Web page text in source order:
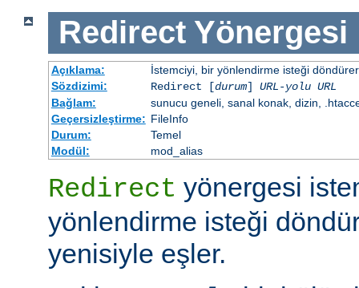
Redirect Yönergesi
Açıklama:
İstemciyi, bir yönlendirme isteği
Sözdizimi:
Redirect [durum] URL-yolu URL
Bağlam:
sunucu geneli, sanal konak, dizin,
Geçersizleştirme: FileInfo
Durum:
Temel
Modül:
mod_alias
Redirect yönergesi
yönlendirme isteği
yenisiyle eşler.